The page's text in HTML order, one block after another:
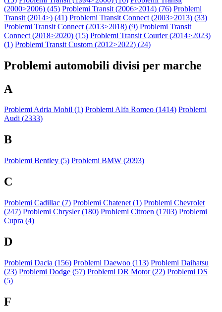
(2000>2006) (45) Problemi Transit (2006>2014) (76) Problemi
Transit (2014>) (41) Problemi Transit Connect (2003>2013) (33)
Problemi Transit Connect (2013>2018) (9) Problemi Transit
Connect (2018>2020) (15) Problemi Transit Courier (2014>2023)
(1) Problemi Transit Custom (2012>2022) (24)
Problemi automobili divisi per marche
A
Problemi Adria Mobil (1) Problemi Alfa Romeo (1414) Problemi
Audi (2333)
B
Problemi Bentley (5) Problemi BMW (2093)
C
Problemi Cadillac (7) Problemi Chatenet (1) Problemi Chevrolet
(247) Problemi Chrysler (180) Problemi Citroen (1703) Problemi
Cupra (4)
D
Problemi Dacia (156) Problemi Daewoo (113) Problemi Daihatsu
(23) Problemi Dodge (57) Problemi DR Motor (22) Problemi DS
(5)
F